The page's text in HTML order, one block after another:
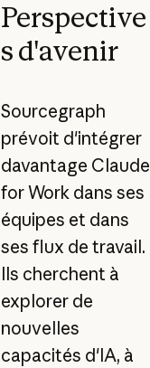
Perspective
s d'avenir
Sourcegraph
prévoit d'intégrer
davantage Claude
for Work dans ses
équipes et dans
ses flux de travail.
Ils cherchent à
explorer de
nouvelles
capacités d'IA, à